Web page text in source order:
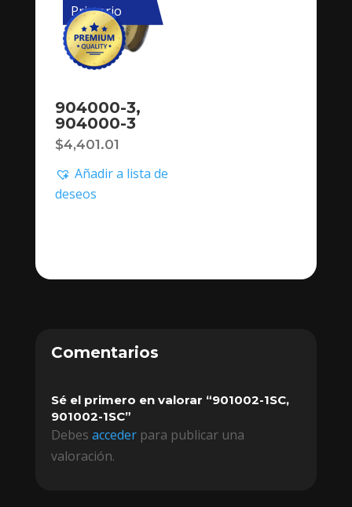
Primario
904000-3,
904000-3
$4,401.01
Añadir a lista de
deseos
Comentarios
Sé el primero en valorar “901002-1SC,
901002-1SC”
Debes accederpara publicar una
valoración.